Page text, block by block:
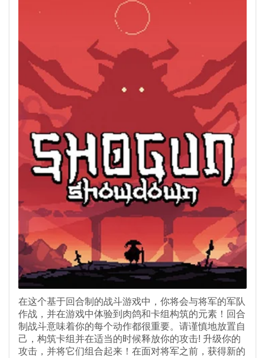
在这个基于回合制的战斗游戏中，你将会与将军的军队
作战，并在游戏中体验到肉鸽和卡组构筑的元素！回合
制战斗意味着你的每个动作都很重要。请谨慎地放置自
己，构筑卡组并在适当的时候释放你的攻击! 升级你的
攻击，并将它们组合起来！在面对将军之前，获得新的